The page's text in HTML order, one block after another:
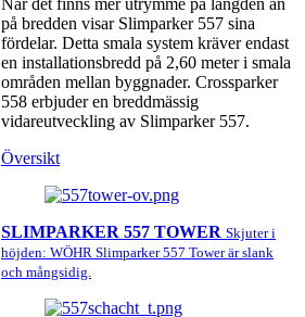
När det finns mer utrymme på längden än
på bredden visar Slimparker 557 sina
fördelar. Detta smala system kräver endast
en installationsbredd på 2,60 meter i smala
områden mellan byggnader. Crossparker
558 erbjuder en breddmässig
vidareutveckling av Slimparker 557.
Översikt
SLIMPARKER 557 TOWER Skjuter i
höjden: WÖHR Slimparker 557 Tower är slank
och mångsidig.